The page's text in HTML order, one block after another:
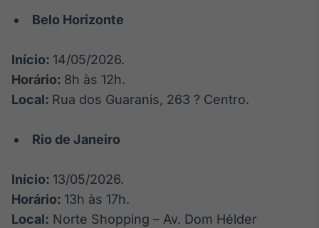
Belo Horizonte
Início: 14/05/2026.
Horário: 8h às 12h.
Local: Rua dos Guaranis, 263 ? Centro.
Rio de Janeiro
Início: 13/05/2026.
Horário: 13h às 17h.
Local: Norte Shopping – Av. Dom Hélder